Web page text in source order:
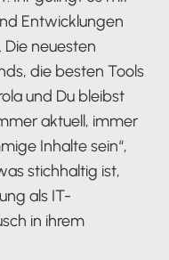
Entwicklungen
neuesten
die besten Tools
und Du bleibst
aktuell, immer
Inhalte sein“,
stichhaltig ist,
als IT-
in ihrem